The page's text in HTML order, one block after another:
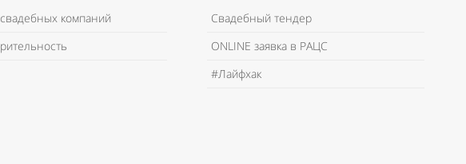
компаний
Свадебный тендер
ONLINE заявка в РАЦС
#Лайфхак